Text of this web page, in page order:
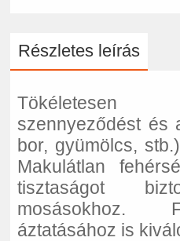
Részletes leírás
szennyeződést és
bor, gyümölcs,
Makulátlan
tisztaságot
mosásokhoz.
áztatásához is